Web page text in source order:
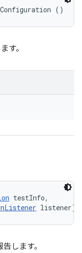
()
す。
testInfo,
listener)
します。